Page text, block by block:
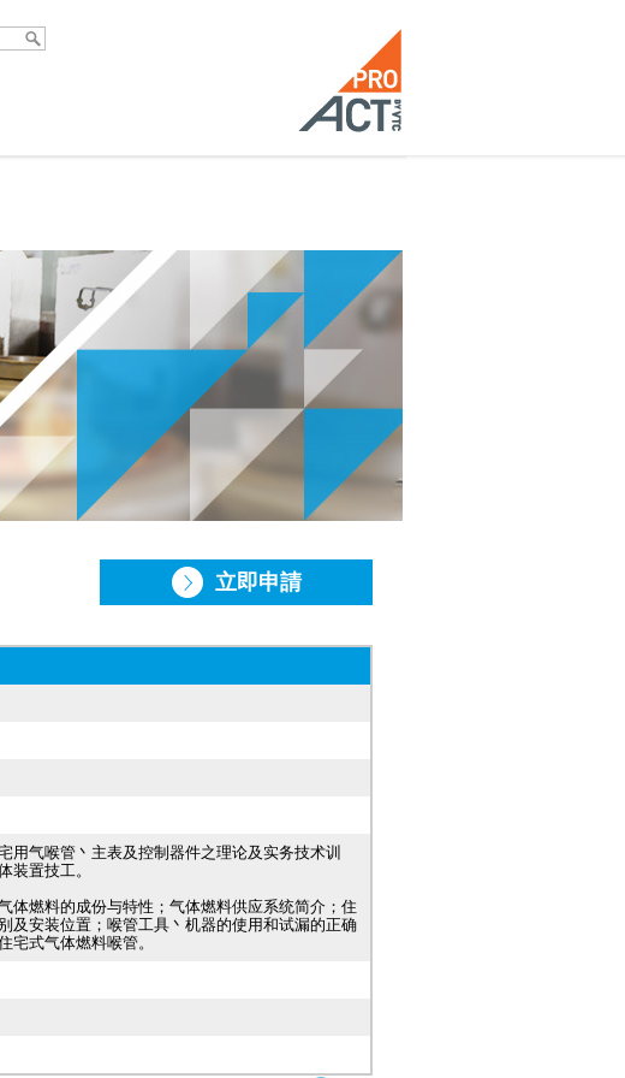
用气喉管丶主表及控制器件之理论及实务技术训
装置技工。
体燃料的成份与特性；气体燃料供应系统简介；住
及安装位置；喉管工具丶机器的使用和试漏的正确
宅式气体燃料喉管。
立即申請